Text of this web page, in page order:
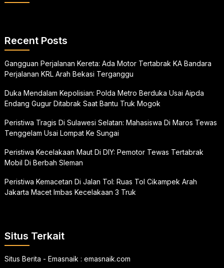
Recent Posts
Gangguan Perjalanan Kereta: Ada Motor Tertabrak KA Bandara
Perjalanan KRL Arah Bekasi Terganggu
Duka Mendalam Kepolisian: Polda Metro Berduka Usai Aipda
Endang Gugur Ditabrak Saat Bantu Truk Mogok
Peristiwa Tragis Di Sulawesi Selatan: Mahasiswa Di Maros Tewas
Tenggelam Usai Lompat Ke Sungai
Peristiwa Kecelakaan Maut Di DIY: Pemotor Tewas Tertabrak
Mobil Di Berbah Sleman
Peristiwa Kemacetan Di Jalan Tol: Ruas Tol Cikampek Arah
Jakarta Macet Imbas Kecelakaan 3 Truk
Situs Terkait
Situs Berita - Emasnaik : emasnaik.com